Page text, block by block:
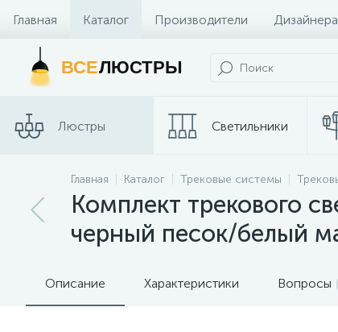
Главная Каталог Производители
Контакты и Магазины
ВСЕЛЮСТРЫ
Люстры Светильники
Споты
Трековые
Главная Каталог Трековые системы
Комплект трекового
черный песок/белый
Описание Характеристики Вопросы